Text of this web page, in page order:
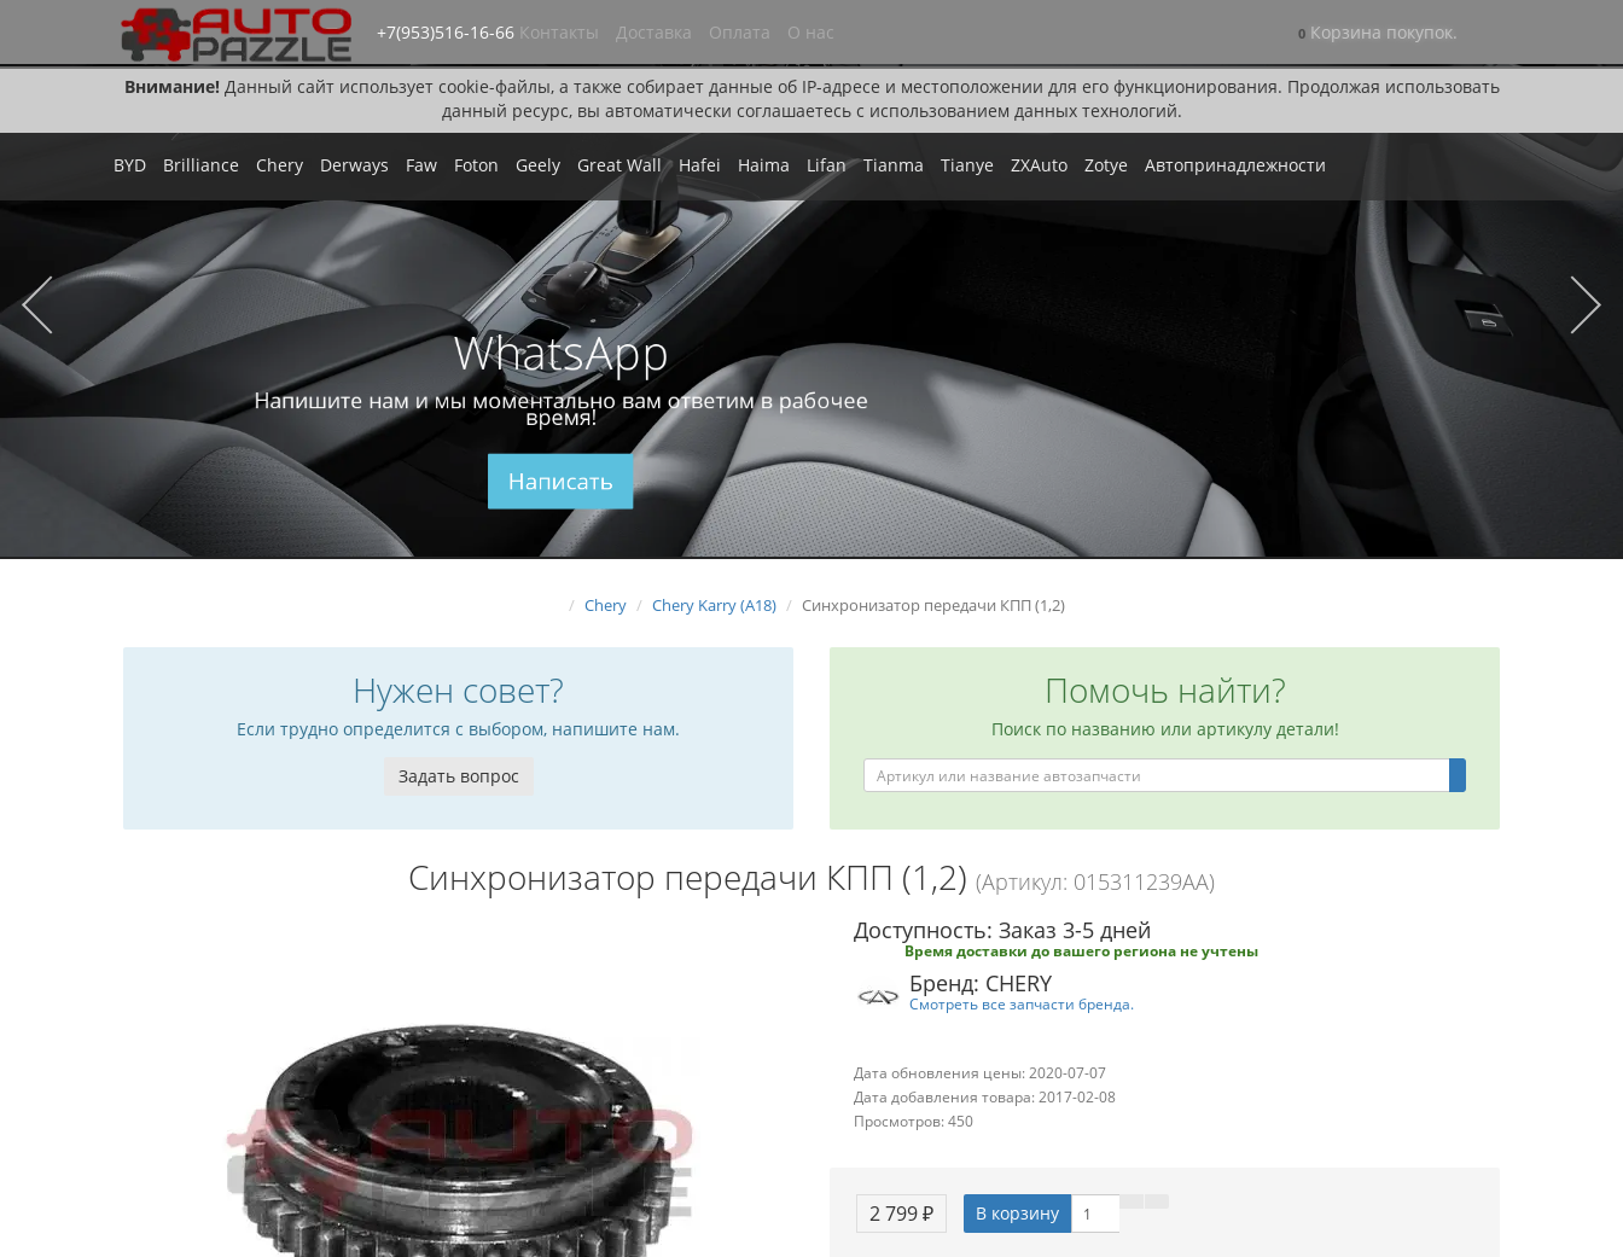
Внимание!Данный сайт использует cookie-файлы, а также собирает данные об IP-адресе и местоположении для его функционирования. Продолжая использовать
данный ресурс, вы автоматически соглашаетесь с использованием данных технологий.
+7(953)516-16-66 Контакты Доставка Оплата О нас 0 Корзина покупок.
BYD Brilliance Chery Derways Faw Foton Geely Great Wall Hafei Haima Lifan Tianma Tianye ZXAuto Zotye Автопринадлежности
WhatsApp
Напишите нам и мы моментально вам ответим в рабочее
время!
Написать
Chery Chery Karry (A18) Синхронизатор передачи КПП (1,2)
Нужен совет?
Если трудно определится с выбором, напишите нам.
Задать вопрос
Помочь найти?
Поиск по названию или артикулу детали!
Синхронизатор передачи КПП (1,2) (Артикул: 015311239AA)
Доступность: Заказ 3-5 дней
Время доставки до вашего региона не учтены
Бренд: CHERY
Смотреть все запчасти бренда.
Дата обновления цены: 2020-07-07
Дата добавления товара: 2017-02-08
Просмотров: 450
2 799 ₽ В корзину